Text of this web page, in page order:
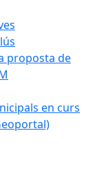
proposta de
en curs